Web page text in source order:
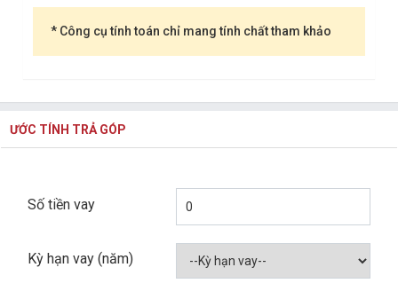
* Công cụ tính toán chỉ mang tính chất tham khảo
ƯỚC TÍNH TRẢ GÓP
Số tiền vay
Kỳ hạn vay (năm)